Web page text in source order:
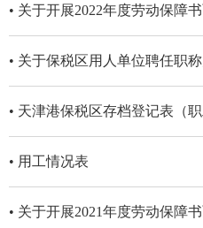
• 关于开展2022年度劳动保障
• 关于保税区用人单位聘任职
• 天津港保税区存档登记表（职
• 用工情况表
• 关于开展2021年度劳动保障